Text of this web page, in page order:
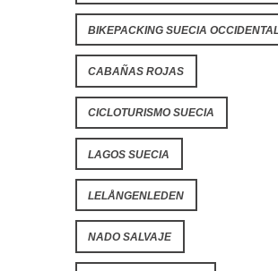
BIKEPACKING SUECIA OCCIDENTAL
CABAÑAS ROJAS
CICLOTURISMO SUECIA
LAGOS SUECIA
LELÅNGENLEDEN
NADO SALVAJE